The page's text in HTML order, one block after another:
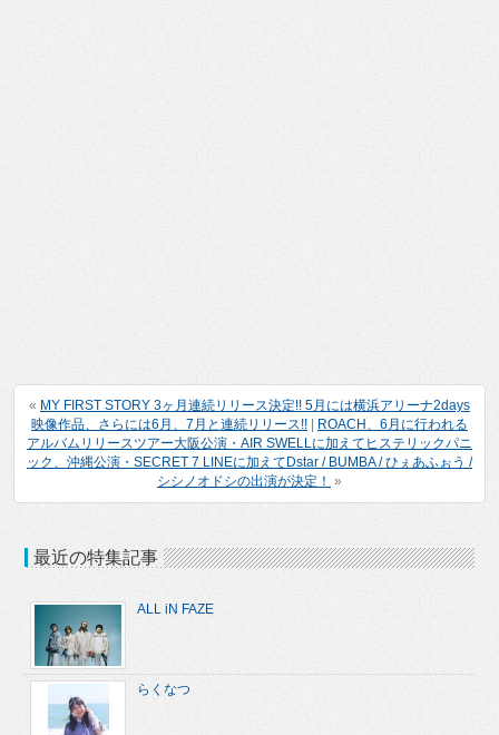
« MY FIRST STORY 3ヶ月連続リリース決定!! 5月には横浜アリーナ2days
映像作品、さらには6月、7月と連続リリース!! | ROACH、6月に行われる
アルバムリリースツアー大阪公演・AIR SWELLに加えてヒステリックパニ
ック、沖縄公演・SECRET 7 LINEに加えてDstar / BUMBA / ひぇあふぉう /
シシノオドシの出演が決定！ »
最近の特集記事
ALL iN FAZE
らくなつ